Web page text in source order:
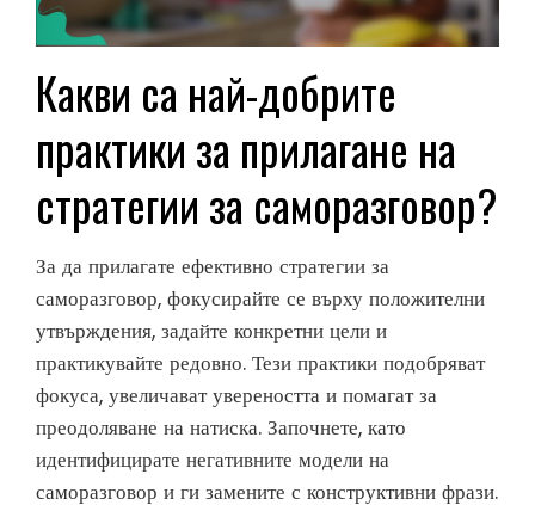
Какви са най-добрите
практики за прилагане на
стратегии за саморазговор?
За да прилагате ефективно стратегии за
саморазговор, фокусирайте се върху положителни
утвърждения, задайте конкретни цели и
практикувайте редовно. Тези практики подобряват
фокуса, увеличават увереността и помагат за
преодоляване на натиска. Започнете, като
идентифицирате негативните модели на
саморазговор и ги замените с конструктивни фрази.